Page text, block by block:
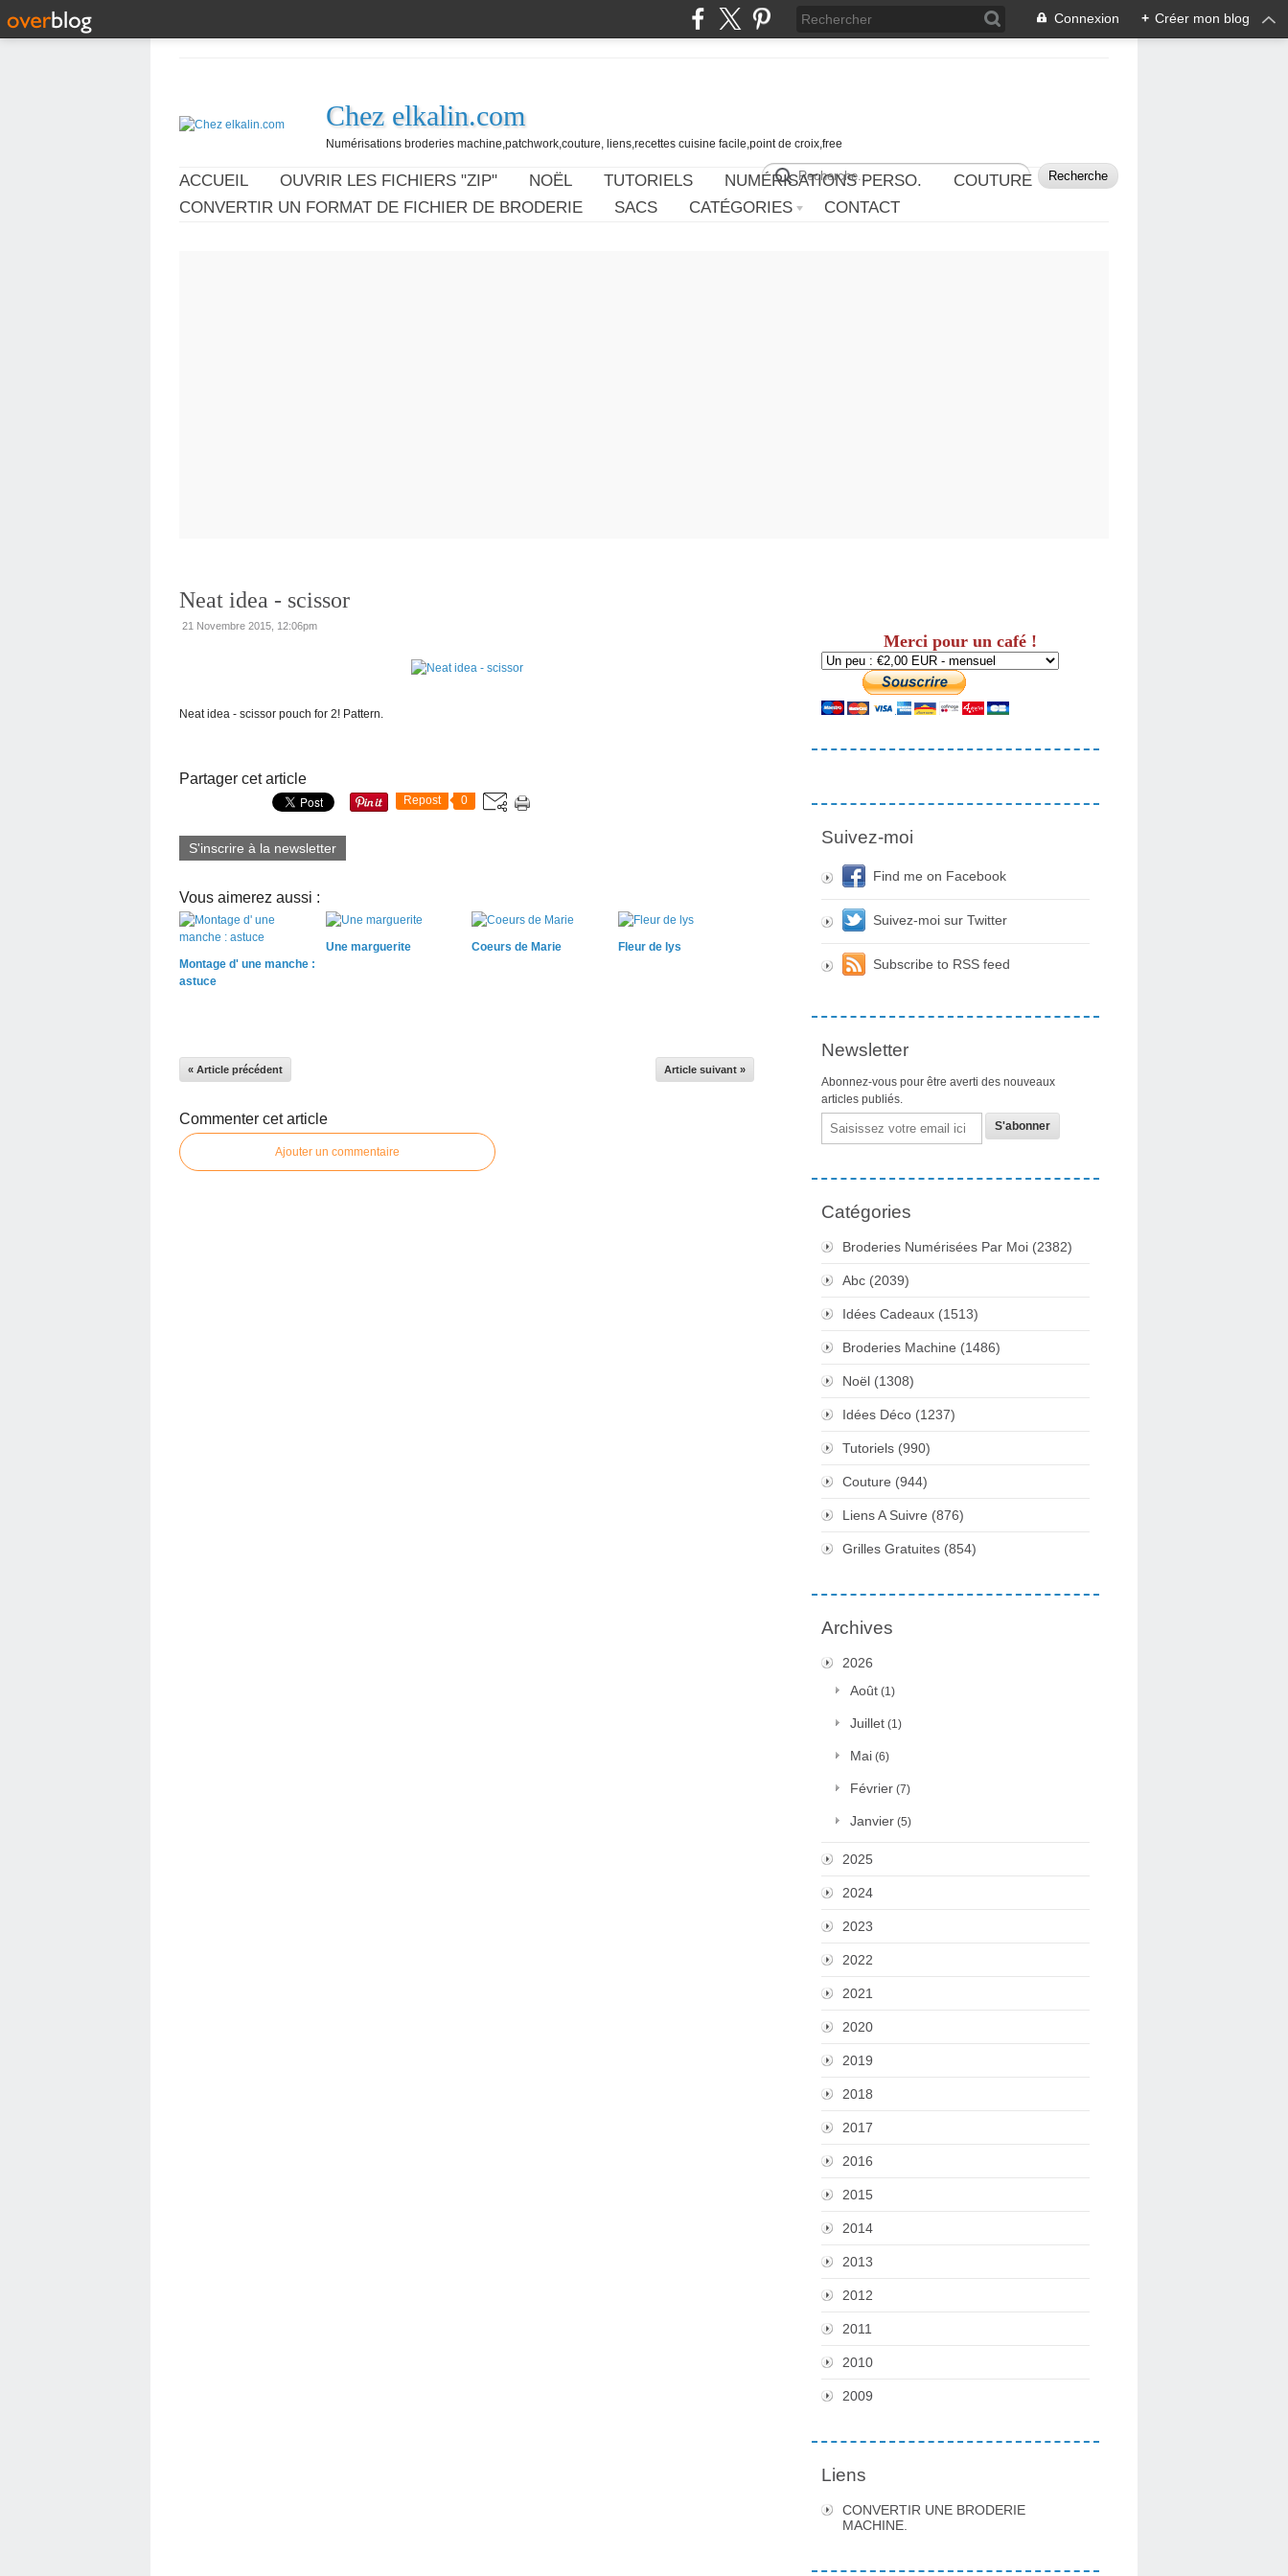
Connexion + Créer mon blog
Chez elkalin.com
Numérisations broderies machine,patchwork,couture, liens,recettes cuisine facile,point de croix,free
ACCUEIL OUVRIR LES FICHIERS "ZIP" NOËL TUTORIELS NUMÉRISATIONS PERSO.
COUTURE
CONVERTIR UN FORMAT DE FICHIER DE BRODERIE
SACS CATÉGORIES CONTACT
Neat idea - scissor
21 Novembre 2015, 12:06pm
Neat idea - scissor pouch for 2! Pattern.
Partager cet article
Repost 0
S'inscrire à la newsletter
Vous aimerez aussi :
Montage d' une manche :
astuce
Une marguerite Coeurs de Marie Fleur de lys
« Article précédent Article suivant »
Commenter cet article
Ajouter un commentaire
Merci pour un café !
Suivez-moi
Find me on Facebook
Suivez-moi sur Twitter
Subscribe to RSS feed
Newsletter
Abonnez-vous pour être averti des nouveaux
articles publiés.
Email
Catégories
Broderies Numérisées Par Moi (2382)
Abc (2039)
Idées Cadeaux (1513)
Broderies Machine (1486)
Noël (1308)
Idées Déco (1237)
Tutoriels (990)
Couture (944)
Liens A Suivre (876)
Grilles Gratuites (854)
Archives
2026
Août (1)
Juillet (1)
Mai (6)
Février (7)
Janvier (5)
2025
2024
2023
2022
2021
2020
2019
2018
2017
2016
2015
2014
2013
2012
2011
2010
2009
Liens
CONVERTIR UNE BRODERIE
MACHINE.